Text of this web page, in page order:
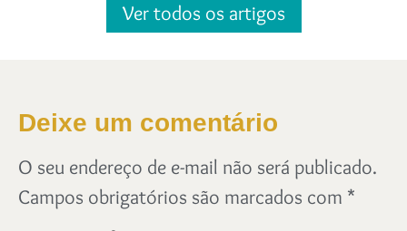
Ver todos os artigos
Deixe um comentário
O seu endereço de e-mail não será publicado.
Campos obrigatórios são marcados com *